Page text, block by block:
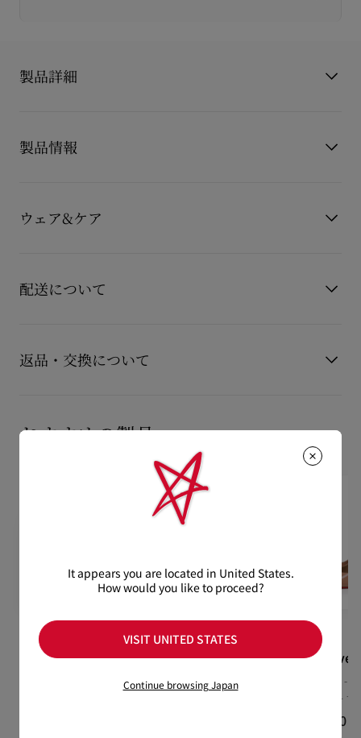
製品詳細
レディ ファニー スリング
柔らかなアーモンド型のオープントゥ、視覚的には細身ながら
も建築的な幅広さを持つ120mmヒール、そして20mmのプラッ
グとパッド入りのインソールを採用。
革新的なコーティング技術により、ルブタンのシグネチャーレ
製品情報
素材 パテントレザー
ウェア&ケア
つかの注意事項がございます。詳しくは製品のお手入れをご確
認くださいませ。
配送について
15,000円(税込)以上のご注文は、送料無料でお届けいたしま
す。
通常1-2営業日以内にヤマト運輸にて発送いたします。
在庫のお取り寄せが必要な商品は、1週間程でのお届けとなりま
※なお、一部の地域や天候不良、決済確認等により発送が遅延す
る場合がございます。ご了承ください。
返品・交換について
けております。返品送料は無料です。
詳しい返品・交換に関する情報は下記よりご確認くださいま
おすすめの製品
Jenlove Alta
パンプス - レザー - ブラッ
Tactical small
クロスボディバッグ - カー
フレザー - グレー
Fannylove
85 パンプス -
ー - ベージュ -
¥ 154,000
It appears you are located in United States.
How would you like to proceed?
VISIT UNITED STATES
Continue browsing Japan